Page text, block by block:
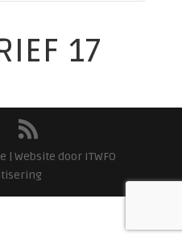
17
| Website door ITWFO